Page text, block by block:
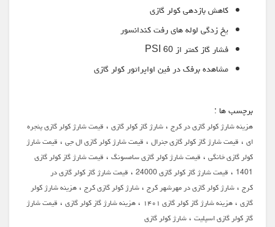
کاهش بازدهی کولر گازی
یخ زدگی لوله های رفت کندانسور
فشار گاز کمتر از 60 PSI
مشاهده برفک در فین اواپراتور کولر گازی
برچسب ها :
هزینه شارژ کولر گازی در کرج،شارژ گاز کولر گازی، قیمت شارژ کولر گازی پنجره
ای، قیمت شارژ گاز کولر گازی جنرال، قیمت شارژ کولر گازی ال جی، قیمت شارژ
کولر گازی خانگی، قیمت شارژ کولر گازی سامسونگ، قیمت شارژ گاز کولر گازی
1401 ، قیمت شارژ گاز کولر گازی 24000 ، قیمت شارژ گاز کولر گازی در
کرج،شارژ کولر گازی در مهرشهر کرج،شارژ کولر گازی کرج،هزینه شارژ کولر
گازی،هزینه شارژ گاز کولر گازی ۱۴۰۱ ،هزینه شارژ گاز کولر گازی، قیمت شارژ
گاز کولر گازی اسپلیت،شارژ کولر گازی